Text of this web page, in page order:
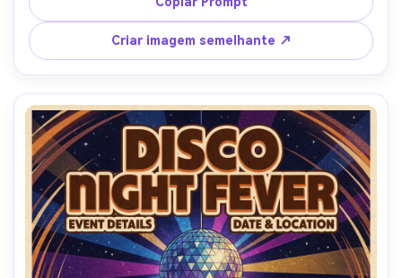
carvão, creme e um único sotaque vermelho, grão de
papel texturizado, sombreamento de meio tom, humor
cinematográfico noir com forte silhueta central, lente de
85mm, profundidade de campo rasa-AR 4:5
Criar imagem semelhante ↗